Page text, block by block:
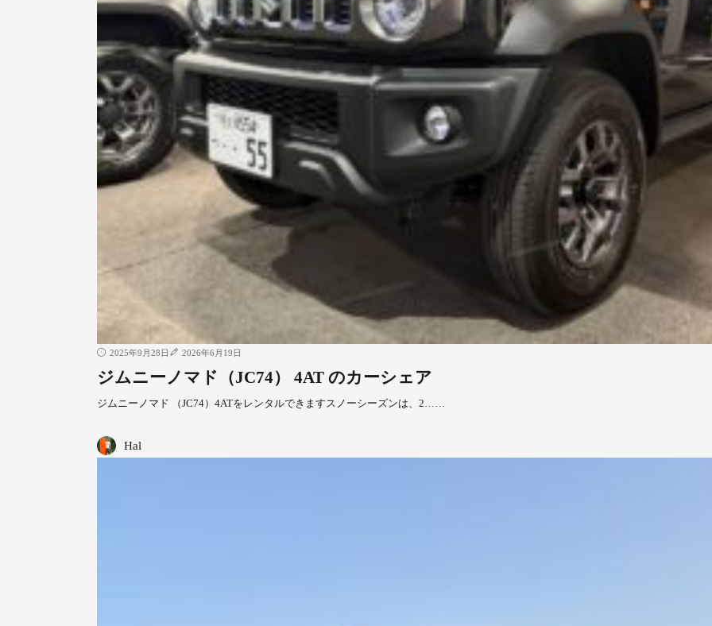
2025年9月28日 2026年6月19日
ジムニーノマド（JC74） 4AT のカーシェア
ジムニーノマド （JC74）4ATをレンタルできますスノーシーズンは、2……
Hal